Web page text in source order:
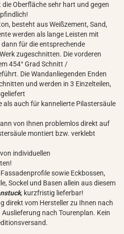
Oberfläche sehr hart und gegen
besteht aus Weißzement, Sand,
werden als lange Leisten mit
für die entsprechende
zugeschnitten. Die vorderen
454° Grad Schnitt /
Die Wandanliegenden Enden
und werden in 3 Einzelteilen,
als auch für kannelierte Pilastersäule
von Ihnen problemlos direkt auf
montiert bzw. verklebt
individuellen
sowie Eckbossen,
Sockel und Basen allein aus diesem
, kurzfristig lieferbar!
direkt vom Hersteller zu Ihnen nach
nach Tourenplan. Kein